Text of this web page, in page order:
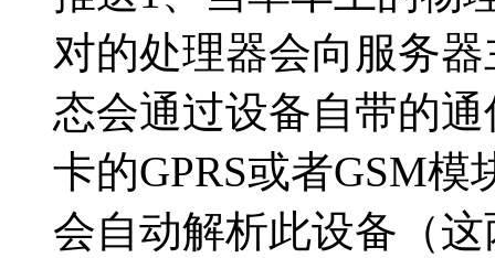
对的处理器会向服务
态会通过设备自带的
卡的GPRS或者GSM
会自动解析此设备（